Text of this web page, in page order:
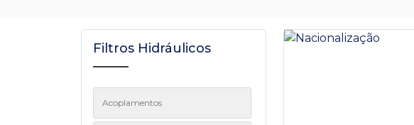
Filtros Hidráulicos
Acoplamentos